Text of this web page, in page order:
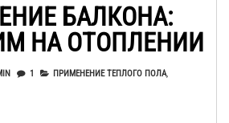
БАЛКОНА:
НА ОТОПЛЕНИИ
1 ПРИМЕНЕНИЕ ТЕПЛОГО ПОЛА,